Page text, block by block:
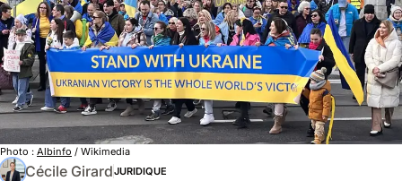
Photo : Albinfo / Wikimedia
Cécile GirardJURIDIQUE